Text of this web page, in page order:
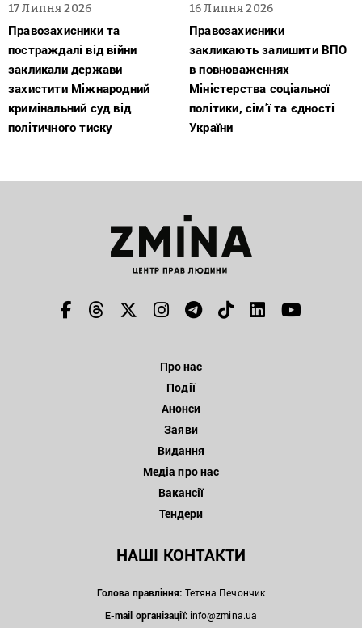
17 Липня 2026
Правозахисники та
постраждалі від війни
закликали держави
захистити Міжнародний
кримінальний суд від
політичного тиску
16 Липня 2026
Правозахисники
закликають залишити ВПО
в повноваженнях
Міністерства соціальної
політики, сім’ї та єдності
України
Про нас
Події
Анонси
Заяви
Видання
Медіа про нас
Вакансії
Тендери
НАШІ КОНТАКТИ
Голова правління: Тетяна Печончик
E-mail організації: info@zmina.ua